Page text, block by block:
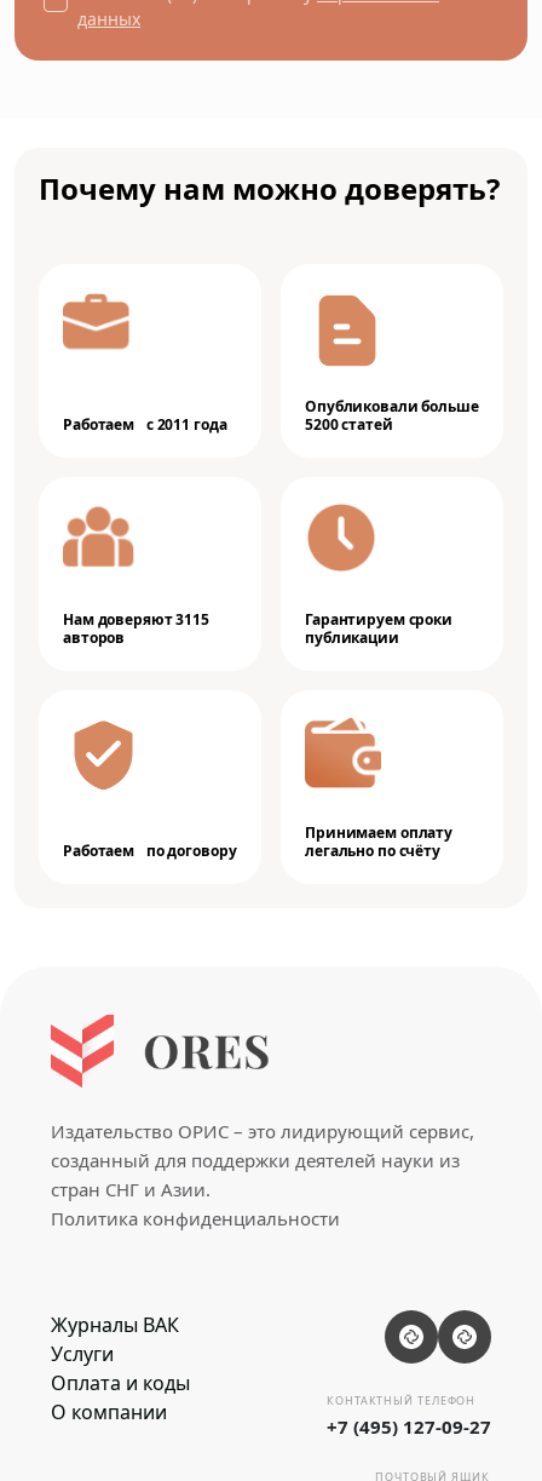
данных
Почему нам можно доверять?
Работаем с 2011 года
Опубликовали больше
5200 статей
Нам доверяют 3115
авторов
Гарантируем сроки
публикации
Работаем по договору
Принимаем оплату
легально по счёту
Издательство ОРИС – это лидирующий сервис,
созданный для поддержки деятелей науки из
стран СНГ и Азии.
Политика конфиденциальности
Журналы ВАК
Услуги
Оплата и коды
О компании
КОНТАКТНЫЙ ТЕЛЕФОН
+7 (495) 127-09-27
ПОЧТОВЫЙ ЯЩИК